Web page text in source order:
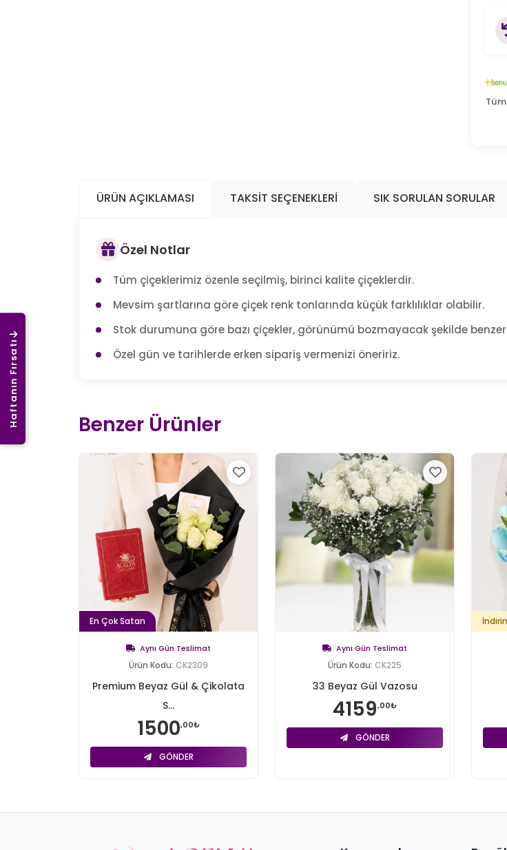
Haftanın Fırsatı
ÜRÜN AÇIKLAMASI TAKSIT SEÇENEKLERI SIK SORULAN SORULAR
Özel Notlar
Tüm çiçeklerimiz özenle seçilmiş, birinci kalite çiçeklerdir.
Mevsim şartlarına göre çiçek renk tonlarında küçük farklılıklar olabilir.
Stok durumuna göre bazı çiçekler, görünümü bozmayacak şekilde
Özel gün ve tarihlerde erken sipariş vermenizi öneririz.
Benzer Ürünler
En Çok Satan
Aynı Gün Teslimat
Ürün Kodu: CK2309
Premium Beyaz Gül & Çikolata
S...
1500,00₺
GÖNDER
Aynı Gün Teslimat
Ürün Kodu: CK225
33 Beyaz Gül Vazosu
4159,00₺
GÖNDER